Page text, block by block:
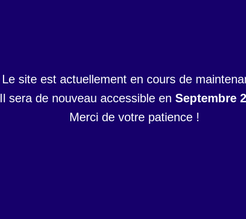
Le site est actuellement en cours de
Il sera de nouveau accessible en Septembre
Merci de votre patience !